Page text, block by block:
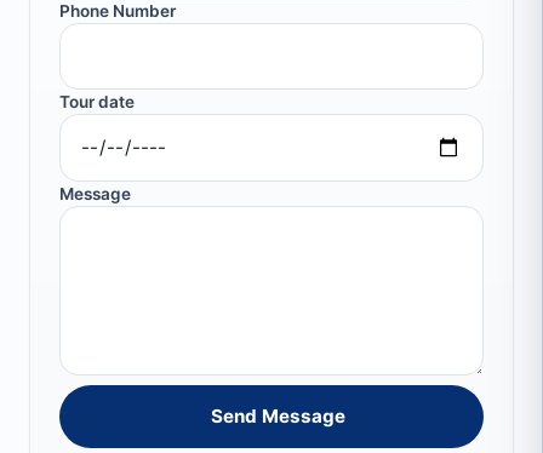
Phone Number
Tour date
Message
Send Message